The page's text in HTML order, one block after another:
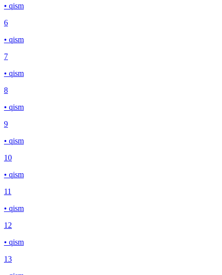
• qism
6
• qism
7
• qism
8
• qism
9
• qism
10
• qism
11
• qism
12
• qism
13